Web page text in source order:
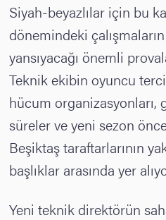
Siyah-beyazlılar için bu
dönemindeki
yansıyacağı önemli
Teknik ekibin oyuncu
hücum organizasyonları,
süreler ve yeni sezon
Beşiktaş taraftarlarının
başlıklar arasında yer
Yeni teknik direktörün